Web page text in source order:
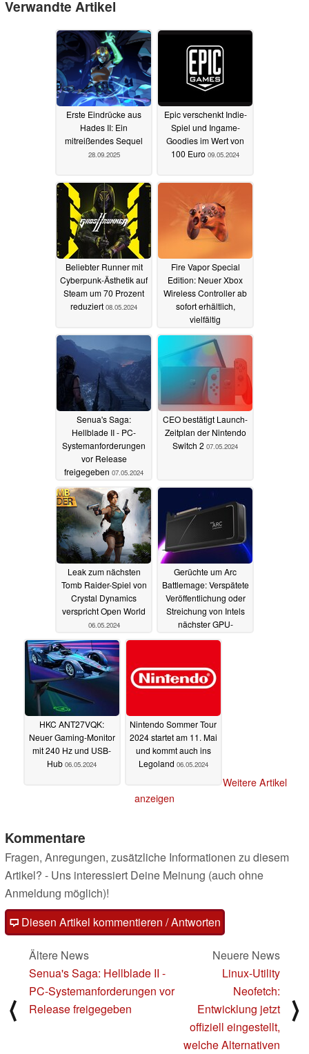
Verwandte Artikel
Erste Eindrücke aus
Hades II: Ein
mitreißendes Sequel
28.09.2025
Epic verschenkt Indie-
Spiel und Ingame-
Goodies im Wert von
100 Euro 09.05.2024
Beliebter Runner mit
Cyberpunk-Ästhetik auf
Steam um 70 Prozent
reduziert 08.05.2024
Fire Vapor Special
Edition: Neuer Xbox
Wireless Controller ab
sofort erhältlich,
vielfältig
personalisierbar und
mit exklusivem
Hintergrund 08.05.2024
Senua's Saga:
Hellblade II - PC-
Systemanforderungen
vor Release
freigegeben 07.05.2024
CEO bestätigt Launch-
Zeitplan der Nintendo
Switch 2 07.05.2024
Leak zum nächsten
Tomb Raider-Spiel von
Crystal Dynamics
verspricht Open World
06.05.2024
Gerüchte um Arc
Battlemage: Verspätete
Veröffentlichung oder
Streichung von Intels
nächster GPU-
Architektur möglich
HKC ANT27VQK:
Neuer Gaming-Monitor
mit 240 Hz und USB-
Hub 06.05.2024
Nintendo Sommer Tour
2024 startet am 11. Mai
und kommt auch ins
Legoland 06.05.2024
Weitere Artikel
anzeigen
Kommentare
Fragen, Anregungen, zusätzliche Informationen zu diesem
Artikel? - Uns interessiert Deine Meinung (auch ohne
Anmeldung möglich)!
Diesen Artikel kommentieren / Antworten
⟨
Ältere News
Senua's Saga: Hellblade II -
PC-Systemanforderungen vor
Release freigegeben
Neuere News
Linux-Utility
Neofetch:
Entwicklung jetzt
offiziell eingestellt,
welche Alternativen
⟩